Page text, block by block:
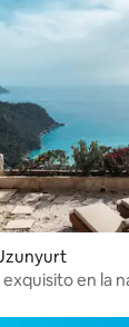
en la